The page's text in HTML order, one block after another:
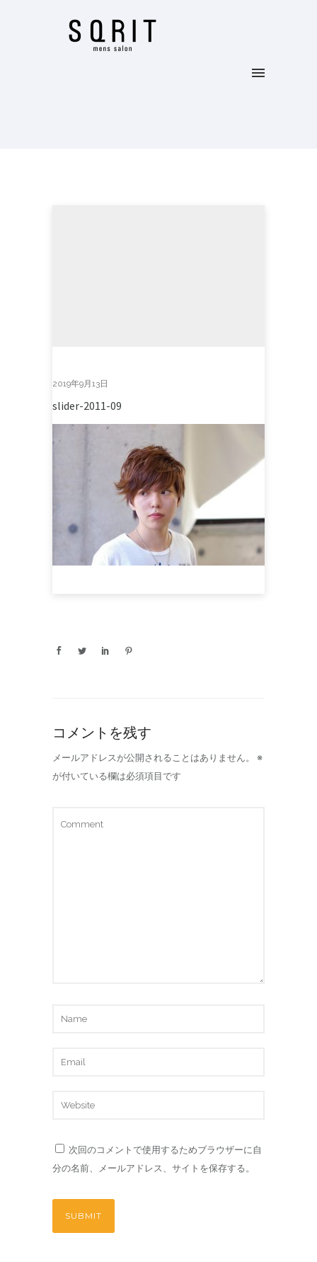
2019年9月13日
slider-2011-09
コメントを残す
メールアドレスが公開されることはありません。
※
が付いている欄は必須項目です
次回のコメントで使用するためブラウザーに自
分の名前、メールアドレス、サイトを保存する。